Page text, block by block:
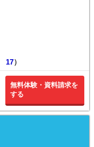
17）
無料体験・資料請求を
する